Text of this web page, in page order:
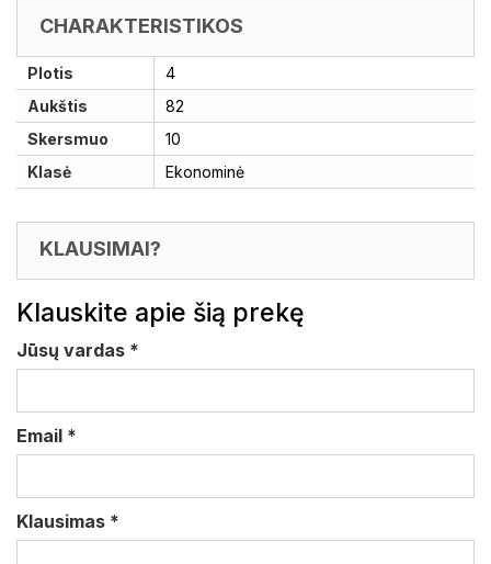
CHARAKTERISTIKOS
Plotis
4
Aukštis
82
Skersmuo
10
Klasė
Ekonominė
KLAUSIMAI?
Klauskite apie šią prekę
Jūsų vardas *
Email *
Klausimas *